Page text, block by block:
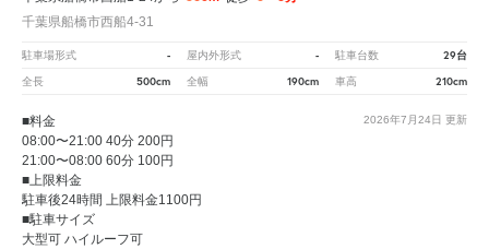
千葉県船橋市西船4-31
駐車場形式 - 屋内外形式 - 駐車台数 29台
全長 500cm 全幅 190cm 車高 210cm
2026年7月24日 更新
■料金
08:00〜21:00 40分 200円
21:00〜08:00 60分 100円
■上限料金
駐車後24時間 上限料金1100円
■駐車サイズ
大型可 ハイルーフ可